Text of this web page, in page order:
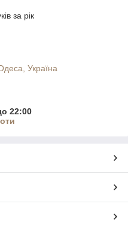
за рік
Україна
22:00